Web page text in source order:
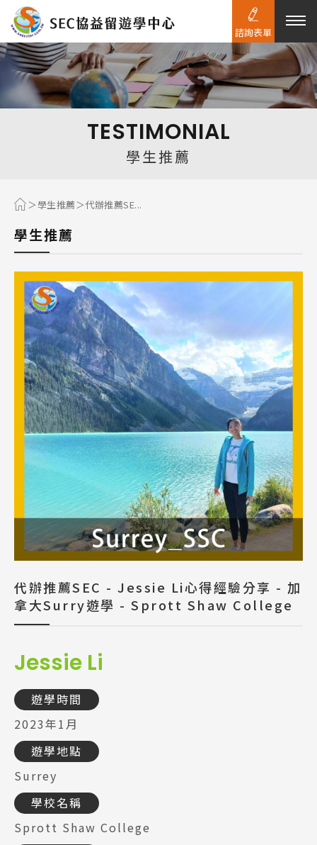
熱門搜尋：
TESTIMONIAL
學生推薦
學生推薦 代辦推薦SE...
學生推薦
代辦推薦SEC - Jessie Li心得經驗分享 - 加
拿大Surry遊學 - Sprott Shaw College
Jessie Li
遊學時間
2023年1月
遊學地點
Surrey
學校名稱
Sprott Shaw College
諮詢表單